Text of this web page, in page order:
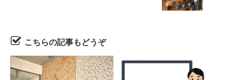
こちらの記事もどうぞ